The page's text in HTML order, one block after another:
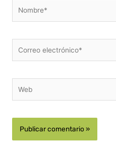
electrónico*